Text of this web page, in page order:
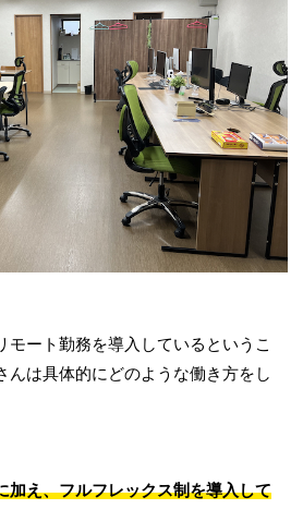
モート勤務を導入しているというこ
んは具体的にどのような働き方をし
加え、フルフレックス制を導入して